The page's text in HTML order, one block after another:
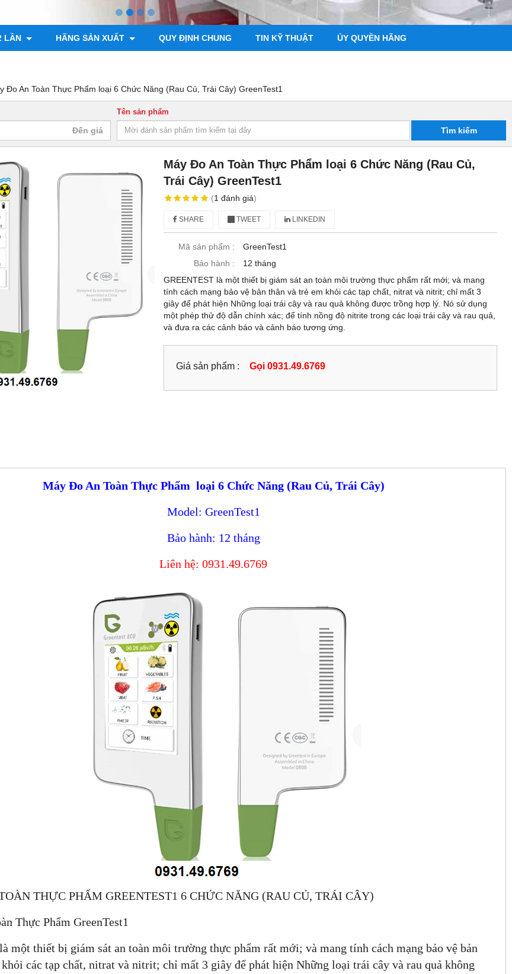
LẦN HÃNG SẢN XUẤT QUY ĐỊNH CHUNG TIN KỸ THUẬT ỦY QUYỀN HÃNG
Đo An Toàn Thực Phẩm loại 6 Chức Năng (Rau Củ, Trái Cây) GreenTest1
Tên sản phẩm
Tìm kiếm
TỦ SẤY 136 LÍT DHG-9140B (136 LÍT, 300
Gọi 0931.49.6769
Máy Đo An Toàn Thực Phẩm loại 6 Chức Năng (Rau Củ,
Trái Cây) GreenTest1
(1đánh giá)
SHARE TWEET LINKEDIN
Mã sản phẩm :
GreenTest1
Bảo hành :
12 tháng
GREENTEST là một thiết bị giám sát an toàn môi trường thực phẩm rất mới; và mang
tính cách mạng bảo vệ bản thân và trẻ em khỏi các tạp chất, nitrat và nitrit; chỉ mất 3
giây để phát hiện Những loại trái cây và rau quả không được trồng hợp lý. Nó sử dụng
một phép thử độ dẫn chính xác; để tính nồng độ nitrite trong các loại trái cây và rau quả,
và đưa ra các cảnh báo và cảnh báo tương ứng.
Giá sản phẩm : Gọi 0931.49.6769
Máy Đo An Toàn Thực Phẩm loại 6 Chức Năng (Rau Củ, Trái Cây)
Model: GreenTest1
Bảo hành: 12 tháng
Liên hệ: 0931.49.6769
THỰC PHẨM GREENTEST1 6 CHỨC NĂNG (RAU CỦ, TRÁI CÂY)
Thực Phẩm GreenTest1
một thiết bị giám sát an toàn môi trường thực phẩm rất mới; và mang tính cách mạng bảo vệ bản
các tạp chất, nitrat và nitrit; chỉ mất 3 giây để phát hiện Những loại trái cây và rau quả không